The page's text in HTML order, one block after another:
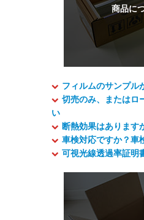
フィルムのサンプル
切売のみ、またはロ
い
断熱効果はあります
車検対応ですか？車
可視光線透過率証明